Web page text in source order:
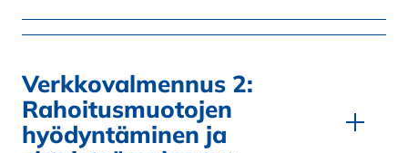
Verkkovalmennus 2:
Rahoitusmuotojen
hyödyntäminen ja